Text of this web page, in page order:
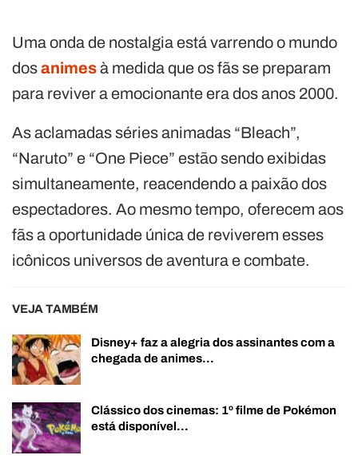
Uma onda de nostalgia está varrendo o mundo
dosanimesà medida que os fãs se preparam
para reviver a emocionante era dos anos 2000.
As aclamadas séries animadas “Bleach”,
“Naruto” e “One Piece” estão sendo exibidas
simultaneamente, reacendendo a paixão dos
espectadores. Ao mesmo tempo, oferecem aos
fãs a oportunidade única de reviverem esses
icônicos universos de aventura e combate.
VEJA TAMBÉM
Disney+ faz a alegria dos assinantes com a
chegada de animes…
Clássico dos cinemas: 1º filme de Pokémon
está disponível…